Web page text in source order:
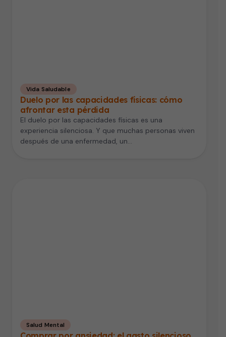
Vida Saludable
Duelo por las capacidades físicas: cómo
afrontar esta pérdida
El duelo por las capacidades físicas es una
experiencia silenciosa. Y que muchas personas viven
después de una enfermedad, un…
Salud Mental